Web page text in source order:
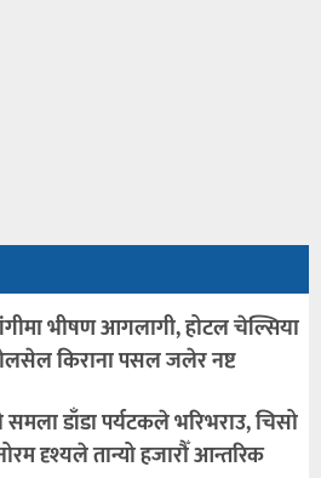
भीषण आगलागी, होटल चेल्सिया
किराना पसल जलेर नष्ट
समला डाँडा पर्यटकले भरिभराउ, चिसो
दृश्यले तान्यो हजारौँ आन्तरिक